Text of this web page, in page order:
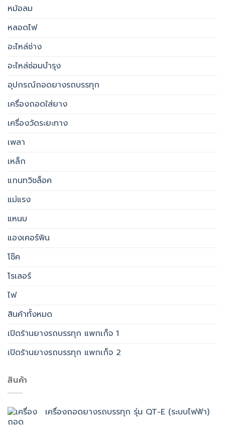
หม้อลม
หลอดไฟ
อะไหล่ช่าง
อะไหล่ซ่อมบำรุง
อุปกรณ์ถอดยางรถบรรทุก
เครื่องถอดใส่ยาง
เครื่องวัดระยะทาง
เพลา
เหล็ก
แกนทวิชล็อค
แม่แรง
แหนบ
แองเคอร์พิน
โช๊ค
โรเลอร์
ไฟ
สินค้าทั้งหมด
เปิดร้านยางรถบรรทุก แพกเก็จ 1
เปิดร้านยางรถบรรทุก แพกเก็จ 2
สินค้า
เครื่องถอดยางรถบรรทุก รุ่น QT-E (ระบบไฟฟ้า)